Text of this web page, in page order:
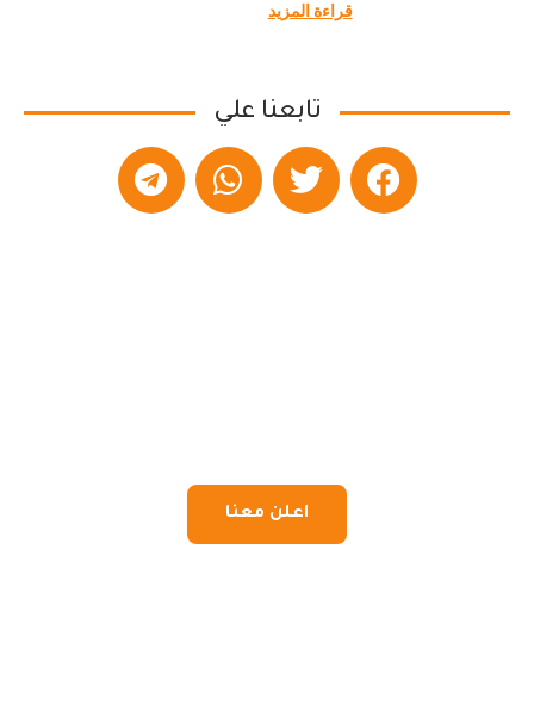
قراءة المزيد
تابعنا علي
اعلن معنا